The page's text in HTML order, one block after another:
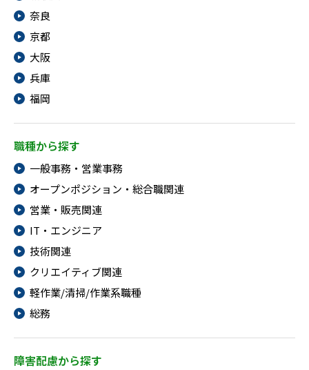
奈良
京都
大阪
兵庫
福岡
職種から探す
一般事務・営業事務
オープンポジション・総合職関連
営業・販売関連
IT・エンジニア
技術関連
クリエイティブ関連
軽作業/清掃/作業系職種
総務
障害配慮から探す